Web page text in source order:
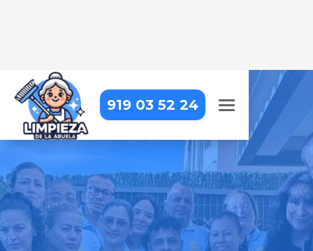
919 03 52 24
LIMPIEZA A DOMICILIO EN
MADRID – SAN BLAS-
CANILLEJAS – AMPOSTA
Tu hogar siempre estará impecable
con nosotros – profesionales de